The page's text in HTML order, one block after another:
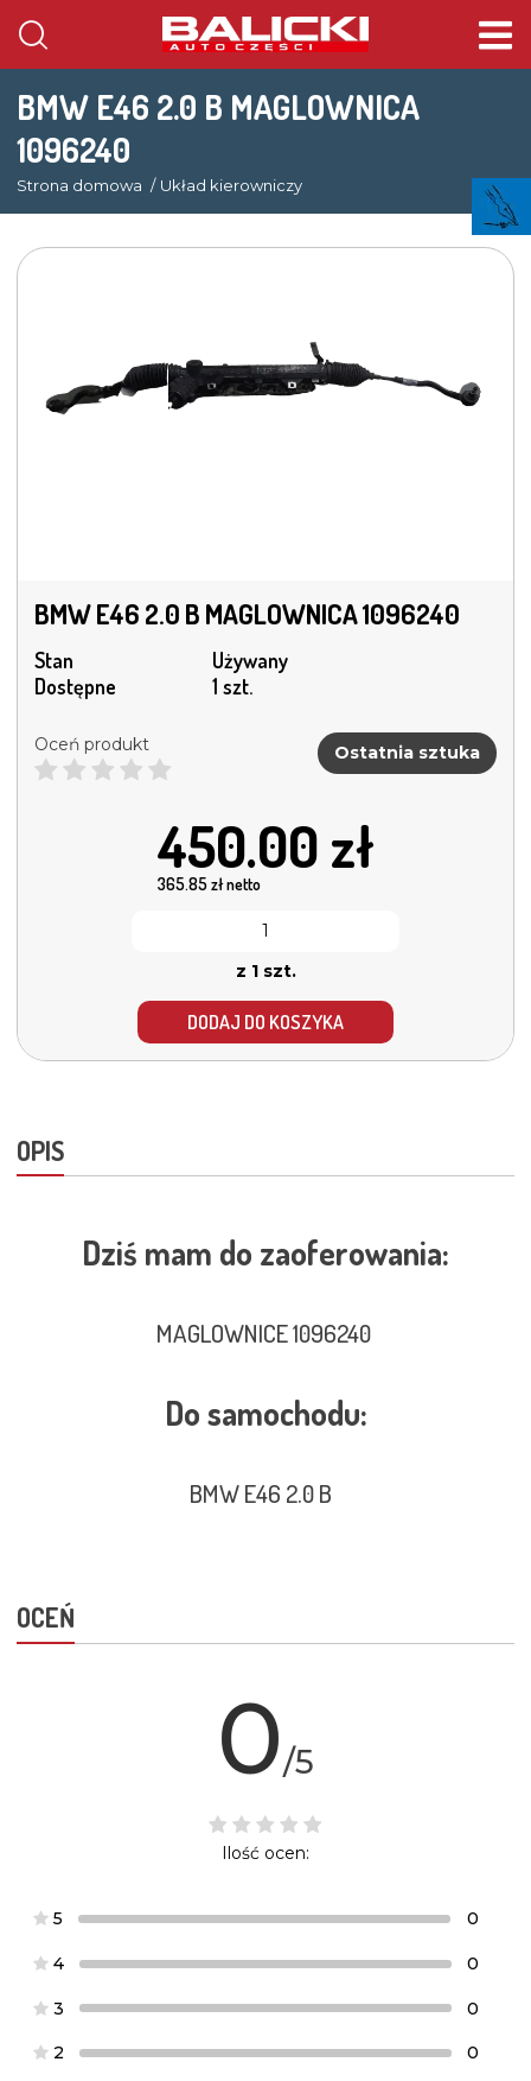
BMW E46 2.0 B MAGLOWNICA
1096240
Strona domowa Układ kierowniczy
BMW E46 2.0 B MAGLOWNICA 1096240
Stan
Używany
Dostępne
1 szt.
Oceń produkt Ostatnia sztuka
450.00 zł
365.85zł netto
z 1 szt.
DODAJ DO KOSZYKA
OPIS
Dziś mam do zaoferowania:
MAGLOWNICE 1096240
Do samochodu:
BMW E46 2.0 B
OCEŃ
0/5
Ilość ocen:
5 0
4 0
3 0
2 0